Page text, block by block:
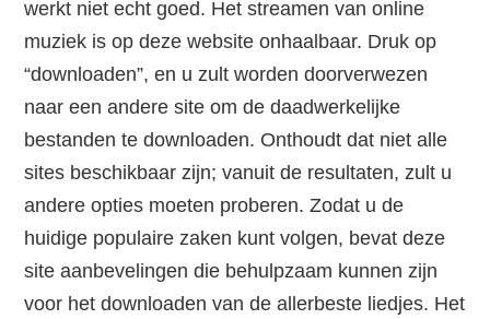
werkt niet echt goed. Het streamen van online
muziek is op deze website onhaalbaar. Druk op
“downloaden”, en u zult worden doorverwezen
naar een andere site om de daadwerkelijke
bestanden te downloaden. Onthoudt dat niet alle
sites beschikbaar zijn; vanuit de resultaten, zult u
andere opties moeten proberen. Zodat u de
huidige populaire zaken kunt volgen, bevat deze
site aanbevelingen die behulpzaam kunnen zijn
voor het downloaden van de allerbeste liedjes. Het